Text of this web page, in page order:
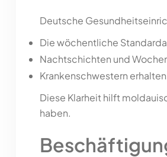
Deutsche
Die wöchentliche
Nachtschichten und
Krankenschwestern
Diese Klarheit hilft
haben.